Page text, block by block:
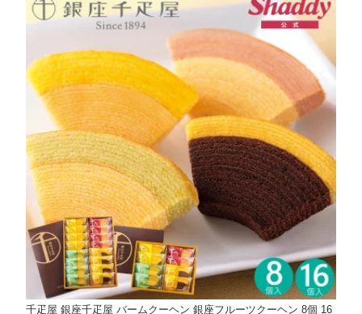
千疋屋 銀座千疋屋 バームクーヘン 銀座フルーツクーヘン 8個 16